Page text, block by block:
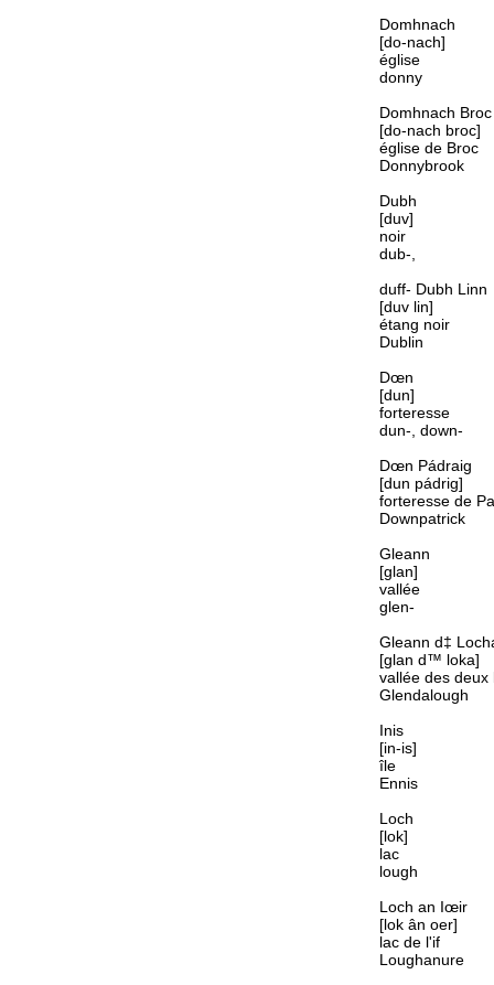
Domhnach
[do-nach]
église
donny
Domhnach Broc
[do-nach broc]
église de Broc
Donnybrook
Dubh
[duv]
noir
dub-,
duff- Dubh Linn
[duv lin]
étang noir
Dublin
Dœn
[dun]
forteresse
dun-, down-
Dœn Pádraig
[dun pádrig]
forteresse de
Downpatrick
Gleann
[glan]
vallée
glen-
Gleann d‡
[glan d™ loka]
vallée des deux
Glendalough
Inis
[in-is]
île
Ennis
Loch
[lok]
lac
lough
Loch an Iœir
[lok ân oer]
lac de l'if
Loughanure